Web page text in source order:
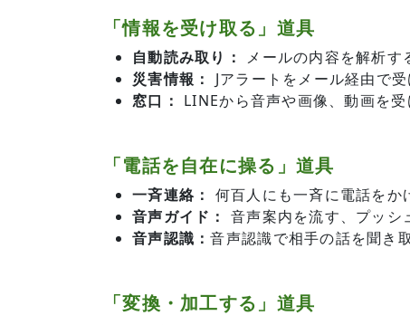
「情報を受け取る」道具
自動読み取り： メールの内容を解析す
災害情報：
Jアラートをメール経由で
窓口： LINEから音声や画像、動画を受
「電話を自在に操る」道具
一斉連絡： 何百人にも一斉に電話をか
音声ガイド： 音声案内を流す、プッシ
音声認識：音声認識で相手の話を聞き
「変換・加工する」道具